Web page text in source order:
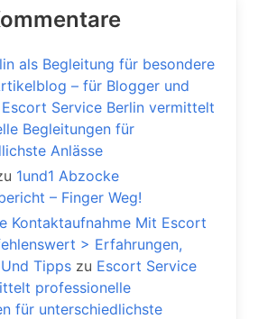
als Begleitung für besondere
– für Blogger und
Escort Service Berlin vermittelt
Begleitungen für
Anlässe
1und1 Abzocke
– Finger Weg!
Kontaktaufnahme Mit Escort
> Erfahrungen,
Tipps zu Escort Service
professionelle
für unterschiedlichste